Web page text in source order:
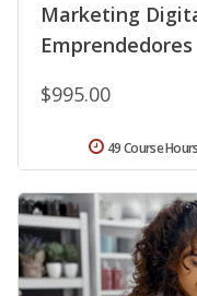
Marketing
Emprendedores
$995.00
49 Course Hours